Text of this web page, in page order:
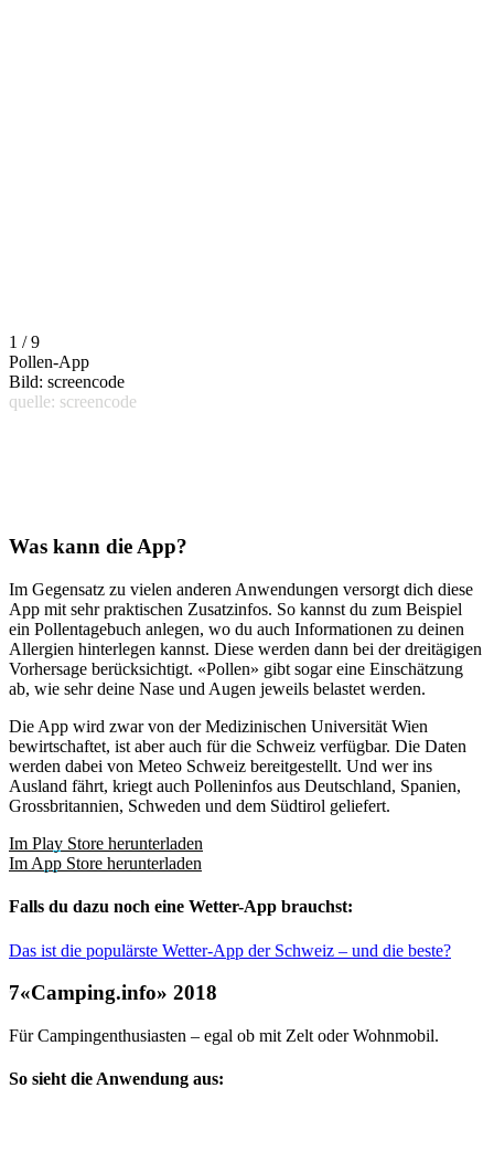
1 / 9
Pollen-App
Bild: screencode
quelle: screencode
Was kann die App?
Im Gegensatz zu vielen anderen Anwendungen versorgt dich diese
App mit sehr praktischen Zusatzinfos. So kannst du zum Beispiel
ein Pollentagebuch anlegen, wo du auch Informationen zu deinen
Allergien hinterlegen kannst. Diese werden dann bei der dreitägigen
Vorhersage berücksichtigt. «Pollen» gibt sogar eine Einschätzung
ab, wie sehr deine Nase und Augen jeweils belastet werden.
Die App wird zwar von der Medizinischen Universität Wien
bewirtschaftet, ist aber auch für die Schweiz verfügbar. Die Daten
werden dabei von Meteo Schweiz bereitgestellt. Und wer ins
Ausland fährt, kriegt auch Polleninfos aus Deutschland, Spanien,
Grossbritannien, Schweden und dem Südtirol geliefert.
Im Play Store herunterladen
Im App Store herunterladen
Falls du dazu noch eine Wetter-App brauchst:
Das ist die populärste Wetter-App der Schweiz – und die beste?
«Camping.info» 2018
Für Campingenthusiasten – egal ob mit Zelt oder Wohnmobil.
So sieht die Anwendung aus: